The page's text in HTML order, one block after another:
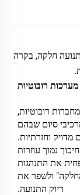
חלקה, בקרה
מערכות רובוטיות
רובוטיות,
סיום שבהם
מדויק וחזרתיות.
נמוך עוזרות
את התנהגות
ולשפר את
דיוק התנועה.